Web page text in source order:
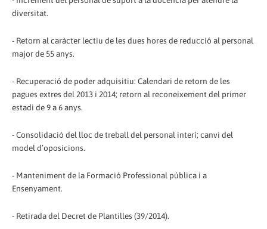
diversitat.
- Retorn al caràcter lectiu de les dues hores de reducció al personal
major de 55 anys.
- Recuperació de poder adquisitiu: Calendari de retorn de les
pagues extres del 2013 i 2014; retorn al reconeixement del primer
estadi de 9 a 6 anys.
- Consolidació del lloc de treball del personal interí; canvi del
model d’oposicions.
- Manteniment de la Formació Professional pública i a
Ensenyament.
- Retirada del Decret de Plantilles (39/2014).